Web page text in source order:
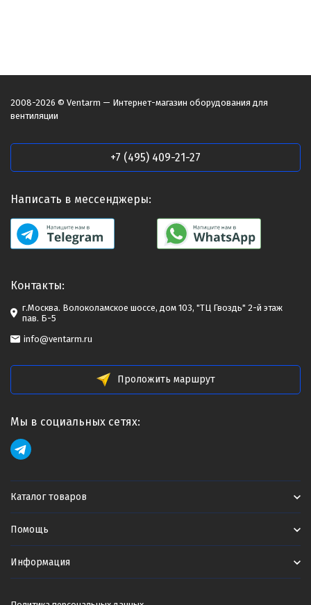
2008-2026 © Ventarm — Интернет-магазин оборудования для
вентиляции
+7 (495) 409-21-27
Написать в мессенджеры:
Контакты:
г.Москва. Волоколамское шоссе, дом 103, "ТЦ Гвоздь" 2-й этаж
пав. Б-5
info@ventarm.ru
Проложить маршрут
Мы в социальных сетях:
Каталог товаров
Помощь
Информация